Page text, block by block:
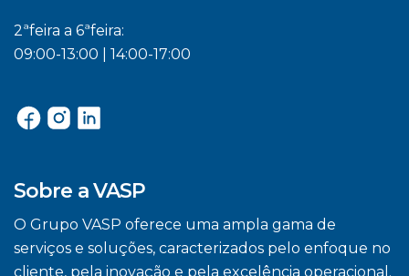
2ªfeira a 6ªfeira:
09:00-13:00 | 14:00-17:00
Sobre a VASP
O Grupo VASP oferece uma ampla gama de
serviços e soluções, caracterizados pelo enfoque no
cliente, pela inovação e pela excelência operacional.